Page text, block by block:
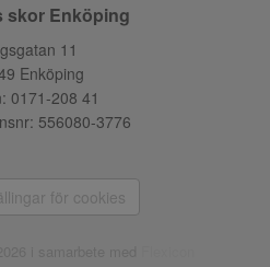
skor Enköping
11
Enköping
0171-208 41
556080-3776
för cookies